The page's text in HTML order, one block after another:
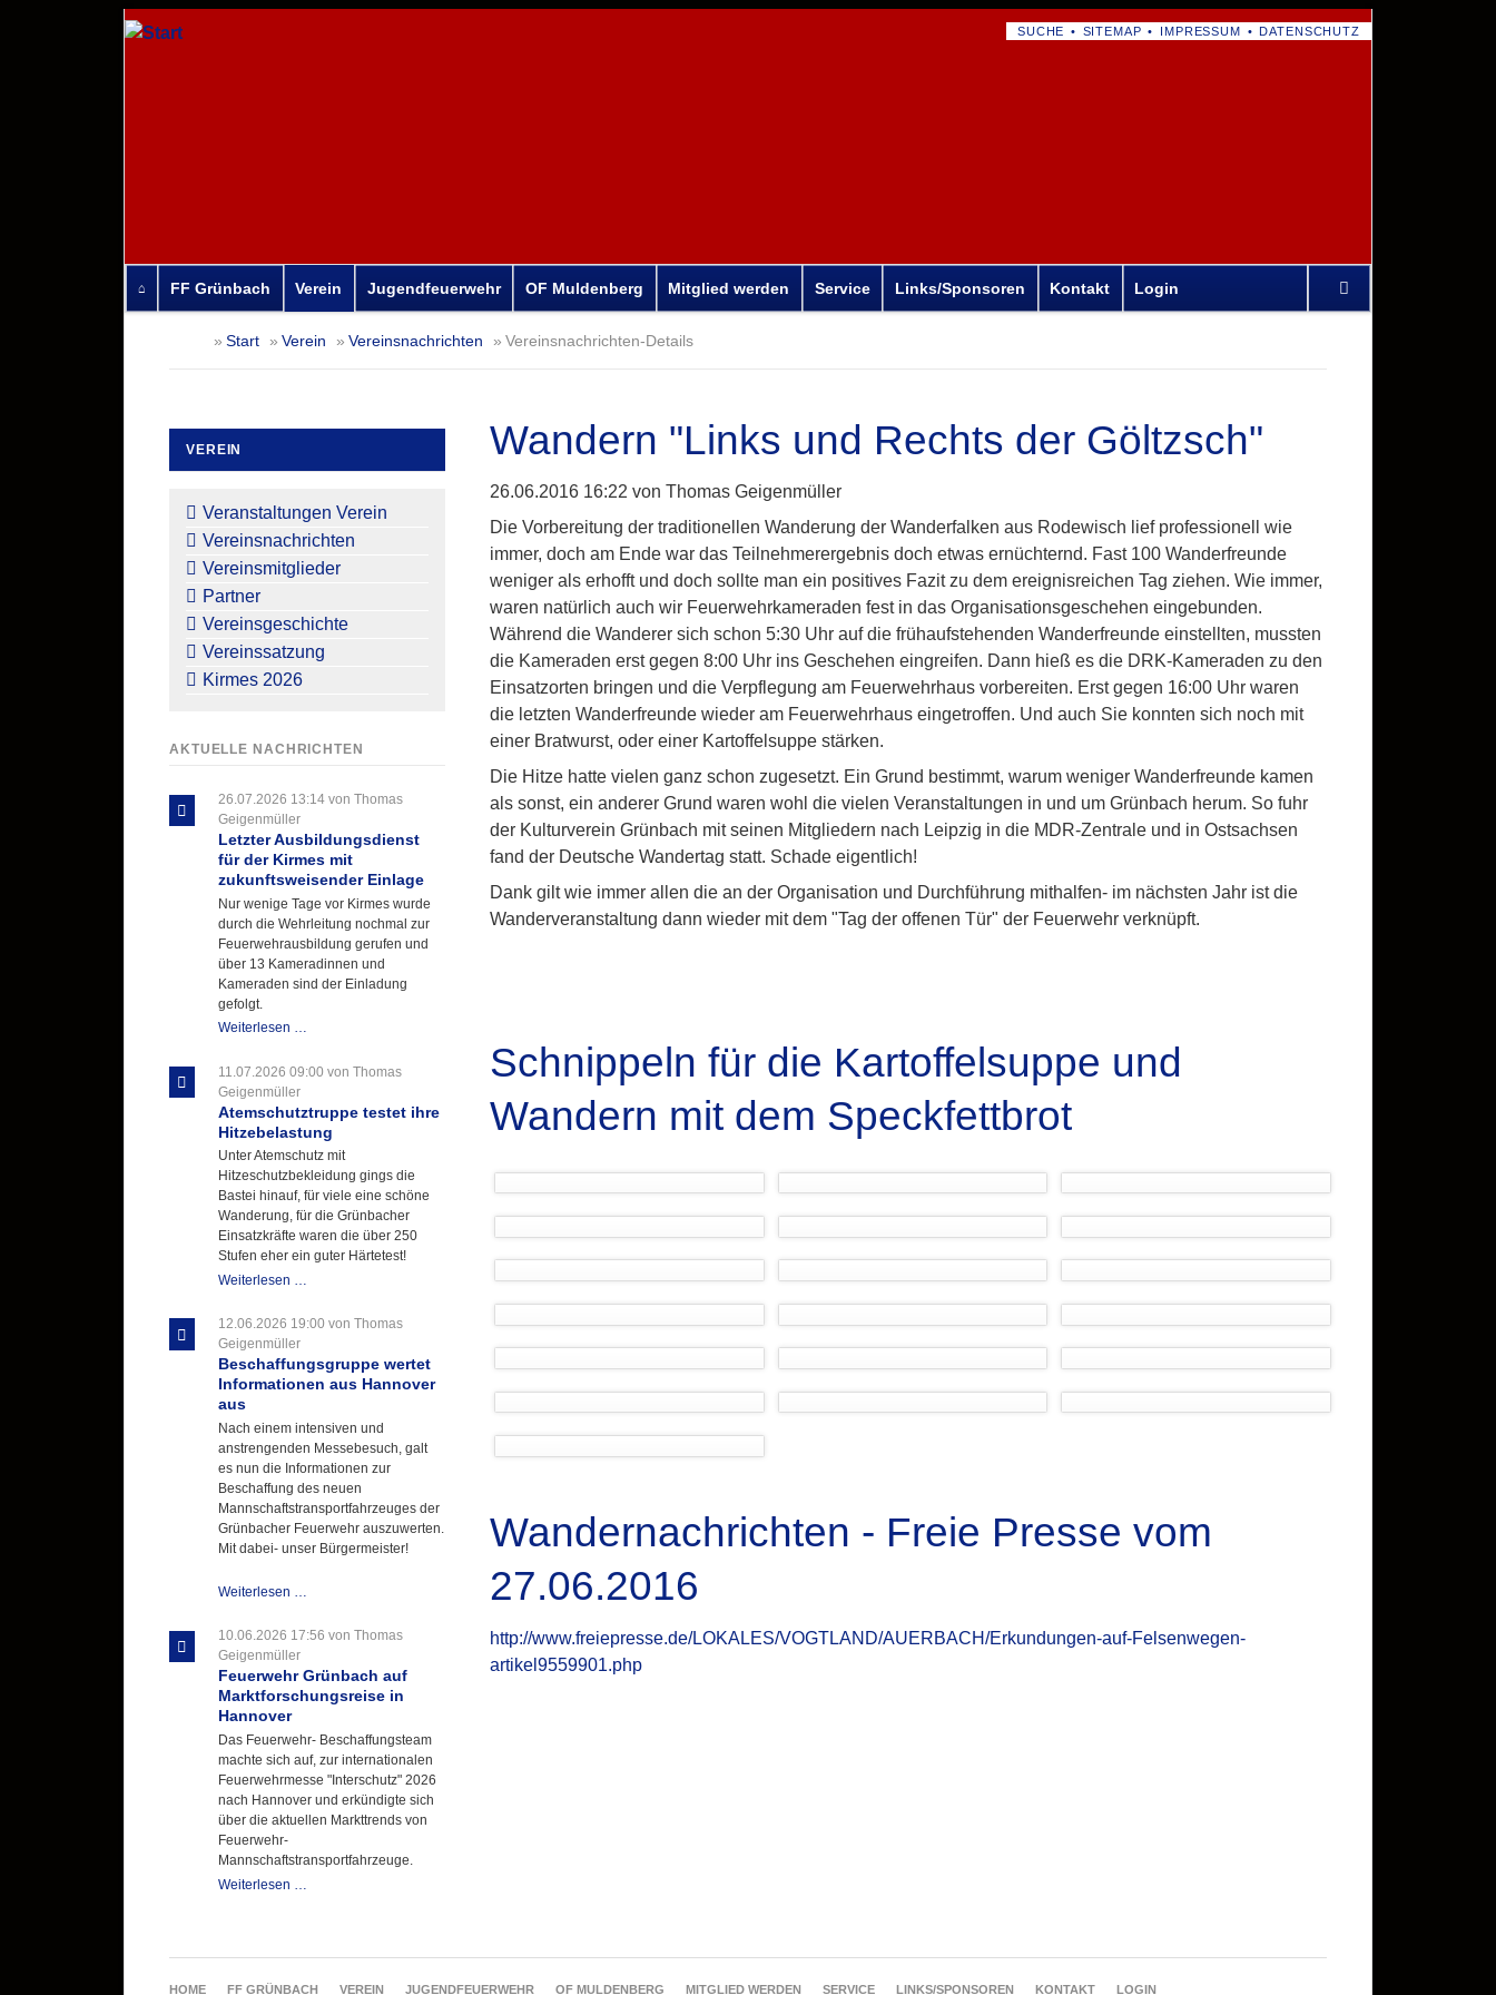
NAVIGATION
SUCHE SITEMAP IMPRESSUM DATENSCHUTZ
überspringen
FF Grünbach Verein Jugendfeuerwehr OF Muldenberg Mitglied werden Service Links/Sponsoren Kontakt Login
überspringen
Start Verein Vereinsnachrichten Vereinsnachrichten-Details
Wandern "Links und Rechts der Göltzsch"
26.06.2016 16:22 von Thomas Geigenmüller
Die Vorbereitung der traditionellen Wanderung der Wanderfalken aus Rodewisch lief professionell wie
immer, doch am Ende war das Teilnehmerergebnis doch etwas ernüchternd. Fast 100 Wanderfreunde
weniger als erhofft und doch sollte man ein positives Fazit zu dem ereignisreichen Tag ziehen. Wie immer,
waren natürlich auch wir Feuerwehrkameraden fest in das Organisationsgeschehen eingebunden.
Während die Wanderer sich schon 5:30 Uhr auf die frühaufstehenden Wanderfreunde einstellten, mussten
die Kameraden erst gegen 8:00 Uhr ins Geschehen eingreifen. Dann hieß es die DRK-Kameraden zu den
Einsatzorten bringen und die Verpflegung am Feuerwehrhaus vorbereiten. Erst gegen 16:00 Uhr waren
die letzten Wanderfreunde wieder am Feuerwehrhaus eingetroffen. Und auch Sie konnten sich noch mit
einer Bratwurst, oder einer Kartoffelsuppe stärken.
Die Hitze hatte vielen ganz schon zugesetzt. Ein Grund bestimmt, warum weniger Wanderfreunde kamen
als sonst, ein anderer Grund waren wohl die vielen Veranstaltungen in und um Grünbach herum. So fuhr
der Kulturverein Grünbach mit seinen Mitgliedern nach Leipzig in die MDR-Zentrale und in Ostsachsen
fand der Deutsche Wandertag statt. Schade eigentlich!
Dank gilt wie immer allen die an der Organisation und Durchführung mithalfen- im nächsten Jahr ist die
Wanderveranstaltung dann wieder mit dem "Tag der offenen Tür" der Feuerwehr verknüpft.
Schnippeln für die Kartoffelsuppe und
Wandern mit dem Speckfettbrot
Wandernachrichten - Freie Presse vom
27.06.2016
http://www.freiepresse.de/LOKALES/VOGTLAND/AUERBACH/Erkundungen-auf-Felsenwegen-
artikel9559901.php
VEREIN
überspringen
Veranstaltungen Verein
Vereinsnachrichten
Vereinsmitglieder
Partner
Vereinsgeschichte
Vereinssatzung
Kirmes 2026
AKTUELLE NACHRICHTEN
26.07.2026 13:14 von Thomas
Geigenmüller
Letzter Ausbildungsdienst
für der Kirmes mit
zukunftsweisender Einlage
Nur wenige Tage vor Kirmes wurde
durch die Wehrleitung nochmal zur
Feuerwehrausbildung gerufen und
über 13 Kameradinnen und
Kameraden sind der Einladung
gefolgt.
Weiterlesen …
für
Kirmes
mit
zukunftsweisender
Einlage
11.07.2026 09:00 von Thomas
Geigenmüller
Atemschutztruppe testet ihre
Hitzebelastung
Unter Atemschutz mit
Hitzeschutzbekleidung gings die
Bastei hinauf, für viele eine schöne
Wanderung, für die Grünbacher
Einsatzkräfte waren die über 250
Stufen eher ein guter Härtetest!
Weiterlesen …
ihre
12.06.2026 19:00 von Thomas
Geigenmüller
Beschaffungsgruppe wertet
Informationen aus Hannover
aus
Nach einem intensiven und
anstrengenden Messebesuch, galt
es nun die Informationen zur
Beschaffung des neuen
Mannschaftstransportfahrzeuges der
Grünbacher Feuerwehr auszuwerten.
Mit dabei- unser Bürgermeister!
Weiterlesen …
Informationen
Hannover
aus
10.06.2026 17:56 von Thomas
Geigenmüller
Feuerwehr Grünbach auf
Marktforschungsreise in
Hannover
Das Feuerwehr- Beschaffungsteam
machte sich auf, zur internationalen
Feuerwehrmesse "Interschutz" 2026
nach Hannover und erkündigte sich
über die aktuellen Markttrends von
Feuerwehr-
Mannschaftstransportfahrzeuge.
Weiterlesen …
in
Hannover
NAVIGATION
HOME FF GRÜNBACH VEREIN JUGENDFEUERWEHR OF MULDENBERG MITGLIED WERDEN SERVICE LINKS/SPONSOREN KONTAKT LOGIN